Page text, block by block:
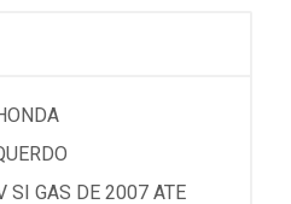
SI GAS DE 2007 ATE